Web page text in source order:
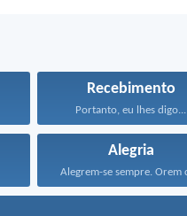
Recebimento
Portanto, eu lhes digo...
Alegria